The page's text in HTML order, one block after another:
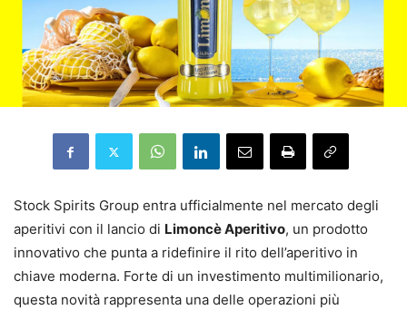
Stock Spirits Group entra ufficialmente nel mercato degli
aperitivi con il lancio di Limoncè Aperitivo, un prodotto
innovativo che punta a ridefinire il rito dell’aperitivo in
chiave moderna. Forte di un investimento multimilionario,
questa novità rappresenta una delle operazioni più